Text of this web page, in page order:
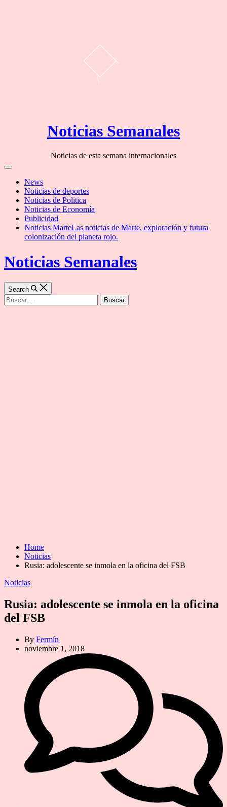
Noticias Semanales
Noticias de esta semana internacionales
Off
CanvasNews
Noticias de deportes
Noticias de Politica
Noticias de Economía
Publicidad
Noticias MarteLas noticias de Marte, exploración y futura
colonización del planeta rojo.
Noticias Semanales
Search
Buscar:
Home
Noticias
Rusia: adolescente se inmola en la oficina del FSB
Categories
Noticias
Rusia: adolescente se inmola en la oficina
del FSB
By Fermín
noviembre 1, 2018